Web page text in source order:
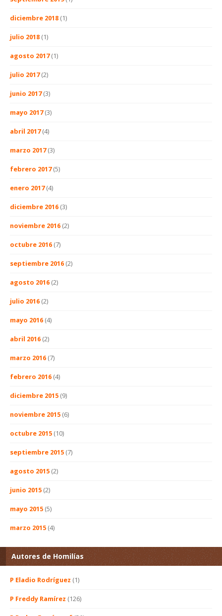
diciembre 2018 (1)
julio 2018 (1)
agosto 2017(1)
julio 2017(2)
junio 2017(3)
mayo 2017(3)
abril 2017(4)
marzo 2017(3)
febrero 2017(5)
enero 2017(4)
diciembre 2016 (3)
noviembre 2016 (2)
octubre 2016 (7)
septiembre 2016 (2)
agosto 2016 (2)
julio 2016 (2)
mayo 2016 (4)
abril 2016 (2)
marzo 2016 (7)
febrero 2016 (4)
diciembre 2015 (9)
noviembre 2015 (6)
octubre 2015 (10)
septiembre 2015 (7)
agosto 2015 (2)
junio 2015 (2)
mayo 2015 (5)
marzo 2015 (4)
Autores de Homilías
P Eladio Rodríguez (1)
P Freddy Ramírez (126)